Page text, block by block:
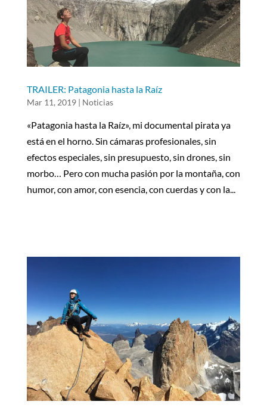
TRAILER: Patagonia hasta la Raíz
Mar 11, 2019| Noticias
«Patagonia hasta la Raíz», mi documental pirata ya
está en el horno. Sin cámaras profesionales, sin
efectos especiales, sin presupuesto, sin drones, sin
morbo… Pero con mucha pasión por la montaña, con
humor, con amor, con esencia, con cuerdas y con la...